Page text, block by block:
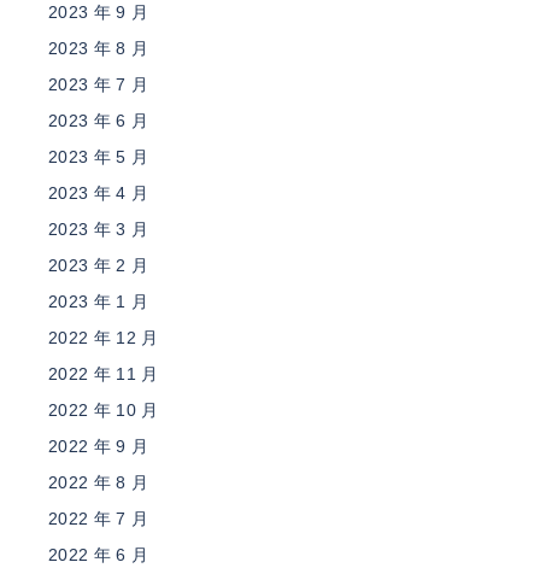
2023 年 9 月
2023 年 8 月
2023 年 7 月
2023 年 6 月
2023 年 5 月
2023 年 4 月
2023 年 3 月
2023 年 2 月
2023 年 1 月
2022 年 12 月
2022 年 11 月
2022 年 10 月
2022 年 9 月
2022 年 8 月
2022 年 7 月
2022 年 6 月